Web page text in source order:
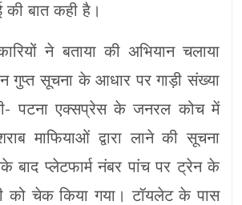
की बात कही है।
ने बताया की अभियान चलाया
गुप्त सूचना के आधार पर गाड़ी संख्या
पटना एक्सप्रेस के जनरल कोच में
माफियाओं द्वारा लाने की सूचना
बाद प्लेटफार्म नंबर पांच पर ट्रेन के
को चेक किया गया। टॉयलेट के पास